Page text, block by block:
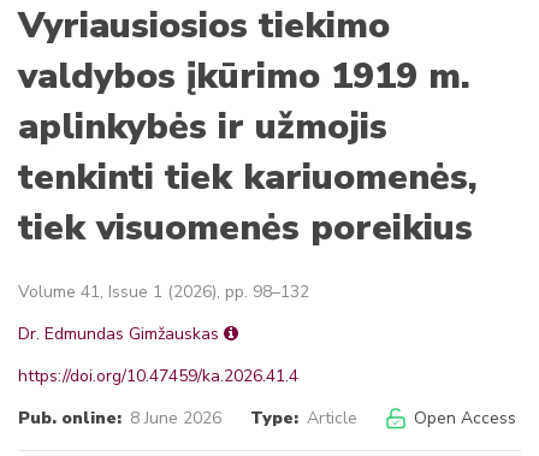
Vyriausiosios tiekimo
valdybos įkūrimo 1919 m.
aplinkybės ir užmojis
tenkinti tiek kariuomenės,
tiek visuomenės poreikius
Volume 41, Issue 1 (2026), pp. 98–132
Dr. Edmundas Gimžauskas
https://doi.org/10.47459/ka.2026.41.4
Pub. online: 8 June 2026 Type: Article Open Access